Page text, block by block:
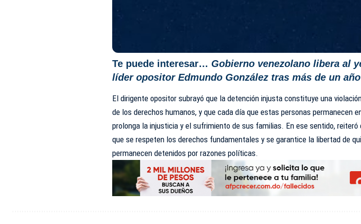
Te puede interesar… Gobierno venezolano libera al
líder opositor Edmundo González tras más de un
El dirigente opositor subrayó que la detención injusta constituye una
de los derechos humanos, y que cada día que estas personas permanecen
prolonga la injusticia y el sufrimiento de sus familias. En ese sentido, reiteró
que se respeten los derechos fundamentales y se garantice la libertad de
permanecen detenidos por razones políticas.